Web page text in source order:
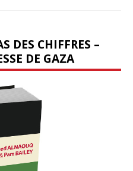
DES CHIFFRES –
DE GAZA